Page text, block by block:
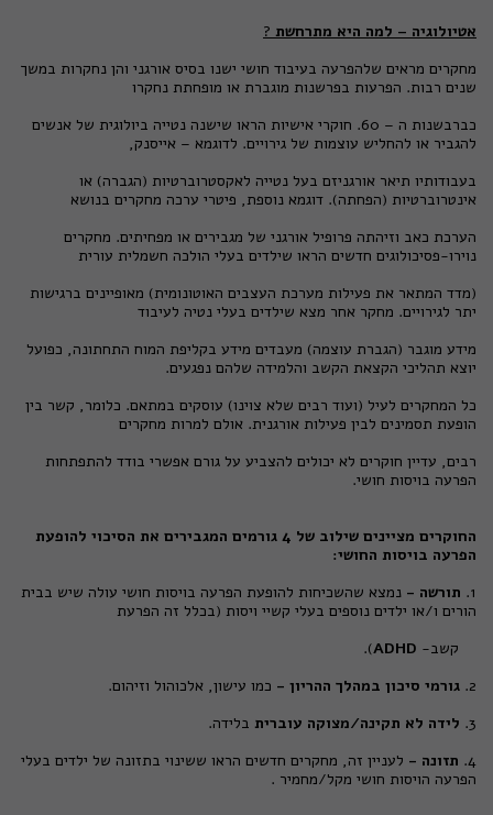
אטיולוגיה – למה היא מתרחשת ?
מחקרים מראים שלהפרעה בעיבוד חושי ישנו בסיס אורגני והן נחקרות במשך
שנים רבות. הפרעות בפרשנות מוגברת או מופחתת נחקרו
כברבשנות ה – 60. חוקרי אישיות הראו שישנה נטייה ביולוגית של אנשים
להגביר או להחליש עוצמות של גירויים. לדוגמא – אייסנק,
בעבודותיו תיאר אורגניזם בעל נטייה לאקסטרוברטיות (הגברה) או
אינטרוברטיות (הפחתה). דוגמא נוספת, פיטרי ערכה מחקרים בנושא
הערכת כאב וזיהתה פרופיל אורגני של מגבירים או מפחיתים. מחקרים
נוירו-פסיכולוגים חדשים הראו שילדים בעלי הולכה חשמלית עורית
(מדד המתאר את פעילות מערכת העצבים האוטונומית) מאופיינים ברגישות
יתר לגירויים. מחקר אחר מצא שילדים בעלי נטיה לעיבוד
מידע מוגבר (הגברת עוצמה) מעבדים מידע בקליפת המוח התחתונה, כפועל
יוצא תהליכי הקצאת הקשב והלמידה שלהם נפגעים.
כל המחקרים לעיל (ועוד רבים שלא צוינו) עוסקים במתאם. כלומר, קשר בין
הופעת תסמינים לבין פעילות אורגנית. אולם למרות מחקרים
רבים, עדיין חוקרים לא יכולים להצביע על גורם אפשרי בודד להתפתחות
הפרעה בויסות חושי.
החוקרים מציינים שילוב של 4 גורמים המגבירים את הסיכוי להופעת
הפרעה בויסות החושי:
1. תורשה - נמצא שהשכיחות להופעת הפרעה בויסות חושי עולה שיש בבית
הורים ו/או ילדים נוספים בעלי קשיי ויסות (בכלל זה הפרעת
קשב- ADHD
).
2. גורמי סיכון במהלך ההריון - כמו עישון, אלכוהול וזיהום.
3. לידה לא תקינה/מצוקה עוברית בלידה.
4. תזונה - לעניין זה, מחקרים חדשים הראו ששינוי בתזונה של ילדים בעלי
הפרעה הויסות חושי מקל/מחמיר .